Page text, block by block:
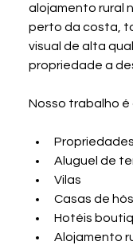
alojamento rural
perto da costa,
visual de alta
propriedade a
Nosso trabalho
Aluguel de
Vilas
Casas de
Hotéis
Alojamento